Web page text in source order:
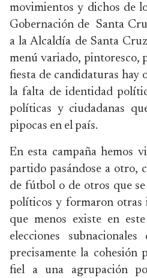
movimientos y dichos de
Gobernación de Santa
a la Alcaldía de Santa
menú variado, pintoresco,
fiesta de candidaturas hay
la falta de identidad
políticas y ciudadanas
pipocas en el país.
En esta campaña hemos
partido pasándose a otro,
de fútbol o de otros que
políticos y formaron otras
que menos existe en
elecciones
precisamente la cohesión
fiel a una agrupación